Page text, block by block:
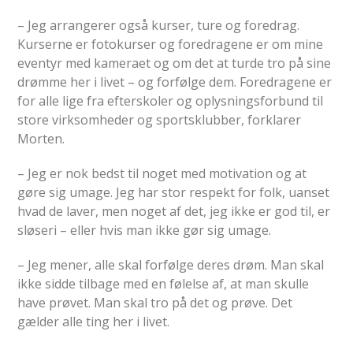
– Jeg arrangerer også kurser, ture og foredrag.
Kurserne er fotokurser og foredragene er om mine
eventyr med kameraet og om det at turde tro på sine
drømme her i livet – og forfølge dem. Foredragene er
for alle lige fra efterskoler og oplysningsforbund til
store virksomheder og sportsklubber, forklarer
Morten.
– Jeg er nok bedst til noget med motivation og at
gøre sig umage. Jeg har stor respekt for folk, uanset
hvad de laver, men noget af det, jeg ikke er god til, er
sløseri – eller hvis man ikke gør sig umage.
– Jeg mener, alle skal forfølge deres drøm. Man skal
ikke sidde tilbage med en følelse af, at man skulle
have prøvet. Man skal tro på det og prøve. Det
gælder alle ting her i livet.